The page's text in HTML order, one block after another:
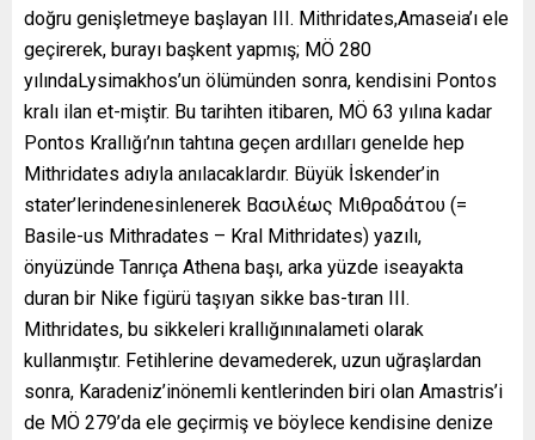
doğru genişletmeye başlayan III. Mithridates,Amaseia’ı ele
geçirerek, burayı başkent yapmış; MÖ 280
yılındaLysimakhos’un ölümünden sonra, kendisini Pontos
kralı ilan et-miştir. Bu tarihten itibaren, MÖ 63 yılına kadar
Pontos Krallığı’nın tahtına geçen ardılları genelde hep
Mithridates adıyla anılacaklardır. Büyük İskender’in
stater’lerindenesinlenerek Βασιλέως Μιθραδάτου (=
Basile-us Mithradates – Kral Mithridates) yazılı,
önyüzünde Tanrıça Athena başı, arka yüzde iseayakta
duran bir Nike figürü taşıyan sikke bas-tıran III.
Mithridates, bu sikkeleri krallığınınalameti olarak
kullanmıştır. Fetihlerine devamederek, uzun uğraşlardan
sonra, Karadeniz’inönemli kentlerinden biri olan Amastris’i
de MÖ 279’da ele geçirmiş ve böylece kendisine denize